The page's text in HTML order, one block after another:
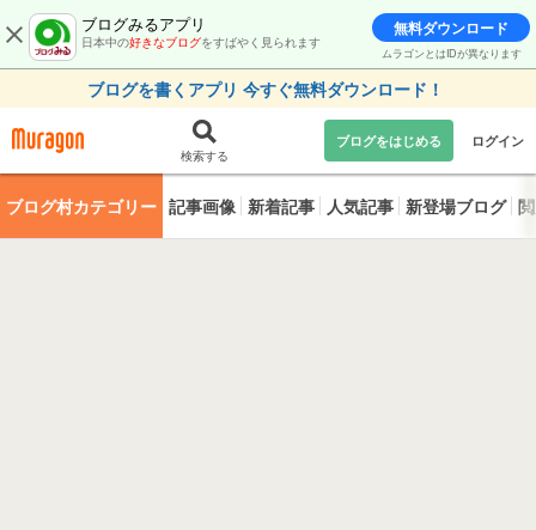
ブログみるアプリ
日本中の好きなブログをすばやく見られます
無料ダウンロード
ムラゴンとはIDが異なります
ブログを書くアプリ 今すぐ無料ダウンロード！
検索する
ブログをはじめる ログイン
記事画像 新着記事 人気記事 新登場ブログ
ブログ村カテゴリー